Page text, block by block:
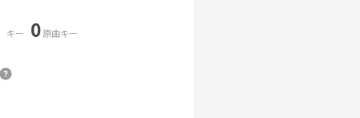
キー 0原曲キー